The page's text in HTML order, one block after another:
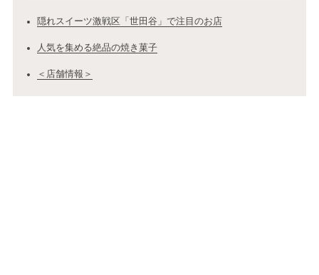
隠れスイーツ激戦区「世田谷」で注目のお店
人気を集める絶品の焼き菓子
＜店舗情報＞